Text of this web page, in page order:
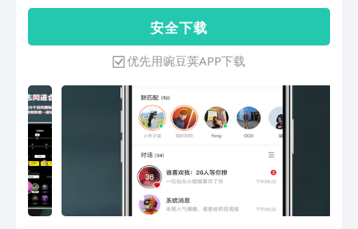
人、COS圈内人、手游党、文学爱好
者…… 只要你想得到，LOFTER都有专门
的标签可以承载你的兴 趣，找到和你一
起产出、围观、讨论、分享的小伙伴。当
同维护标签秩序。 「推荐页：为你探索
更广阔的兴趣世界」 想了解人像摄影、
手机摄影;想探寻手账的有趣玩法，想
follow更多cos 大神，想学习水彩、板绘
技巧;想和饭圈女孩一起追当红爱豆，想
和小伙伴一起大喊“kswl”;想看当红汉服店
的真人秀……LOFTER推荐页，为你推荐
更多可能感兴趣内容，为你展现更大的兴
or兴趣？一种绝对自由的交友形式，通过
滑动卡牌收获身边爱好相同，目的相同的
人 【奇妙夜之旅】每周限时开放卡牌“奇
妙夜”功能可以让你在卡牌世界中扮演另
一个你，或是潮流青年，或是精神领袖，
奇妙夜都能让你认识更多有趣且超高匹配
度的人。 【青年兴趣社区】分享更多真
实有趣的生活，探索不同领域的兴趣，发
现更多身边的人。在社区不管是新老朋友
都可以随时打招呼，如果喜欢就勇敢
Sayhi吧！ 【VIP会员特权】 •「无限右
划」VIP会员可以突破喜欢次数上限，拥
安 全 下 载
优先用豌豆荚APP下载